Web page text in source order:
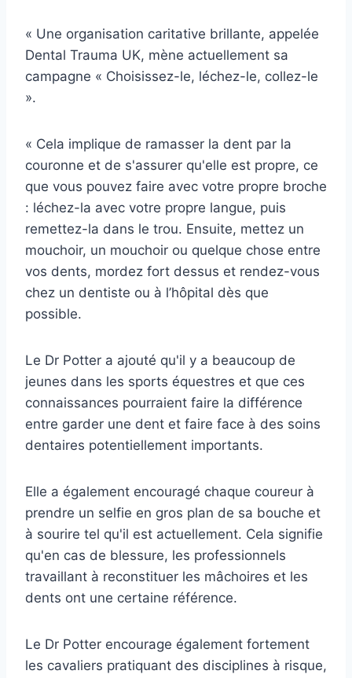
« Une organisation caritative brillante, appelée
Dental Trauma UK, mène actuellement sa
campagne « Choisissez-le, léchez-le, collez-le
».
« Cela implique de ramasser la dent par la
couronne et de s'assurer qu'elle est propre, ce
que vous pouvez faire avec votre propre broche
: léchez-la avec votre propre langue, puis
remettez-la dans le trou. Ensuite, mettez un
mouchoir, un mouchoir ou quelque chose entre
vos dents, mordez fort dessus et rendez-vous
chez un dentiste ou à l’hôpital dès que
possible.
Le Dr Potter a ajouté qu'il y a beaucoup de
jeunes dans les sports équestres et que ces
connaissances pourraient faire la différence
entre garder une dent et faire face à des soins
dentaires potentiellement importants.
Elle a également encouragé chaque coureur à
prendre un selfie en gros plan de sa bouche et
à sourire tel qu'il est actuellement. Cela signifie
qu'en cas de blessure, les professionnels
travaillant à reconstituer les mâchoires et les
dents ont une certaine référence.
Le Dr Potter encourage également fortement
les cavaliers pratiquant des disciplines à risque,